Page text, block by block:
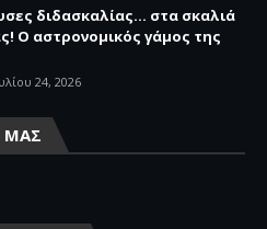
διδασκαλίας… στα σκαλιά
Ο αστρονομικός γάμος της
24, 2026
ΜΑΣ